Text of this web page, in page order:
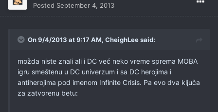
Posted September 4, 2013
On 9/4/2013 at 9:17 AM, CheighLee said:
možda niste znali ali i DC već neko vreme sprema MOBA
igru smeštenu u DC univerzum i sa DC herojima i
antiherojima pod imenom Infinite Crisis. Pa evo dva ključa
za zatvorenu betu: